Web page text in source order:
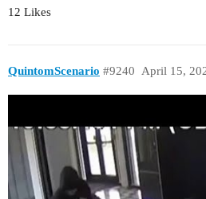
12 Likes
QuintomScenario April 15,
#9240